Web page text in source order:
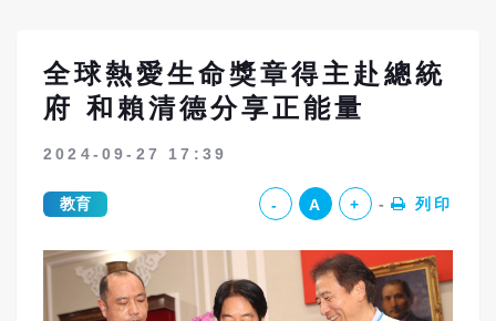
全球熱愛生命獎章得主赴總統
府 和賴清德分享正能量
2024-09-27 17:39
教育 - A + 列印